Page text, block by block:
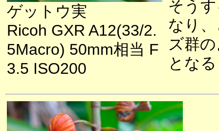
ゲットウ実
Ricoh GXR A12(33/2.
5Macro) 50mm相当 F
3.5 ISO200
そう
なり
ズ群
とな